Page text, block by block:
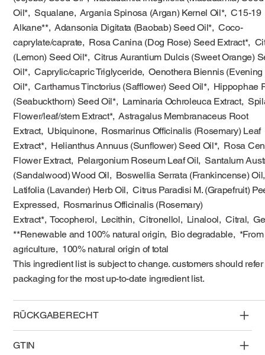
Oil*, Squalane, Argania Spinosa (Argan) Kernel Oil*, C15-19
Alkane**, Adansonia Digitata (Baobab) Seed Oil*, Coco-
caprylate/caprate, Rosa Canina (Dog Rose) Seed Extract*,
(Lemon) Seed Oil*, Citrus Aurantium Dulcis (Sweet Orange)
Oil*, Caprylic/capric Triglyceride, Oenothera Biennis (Evening
Oil*, Carthamus Tinctorius (Safflower) Seed Oil*, Hippophae
(Seabuckthorn) Seed Oil*, Laminaria Ochroleuca Extract,
Flower/leaf/stem Extract*, Astragalus Membranaceus Root
Extract, Ubiquinone, Rosmarinus Officinalis (Rosemary) Leaf
Extract*, Helianthus Annuus (Sunflower) Seed Oil*, Rosa
Flower Extract, Pelargonium Roseum Leaf Oil, Santalum
(Sandalwood) Wood Oil, Boswellia Serrata (Frankincense)
Latifolia (Lavander) Herb Oil, Citrus Paradisi M. (Grapefruit)
Expressed, Rosmarinus Officinalis (Rosemary)
Extract*, Tocopherol, Lecithin, Citronellol, Linalool, Citral,
**Renewable and 100% natural origin, Bio degradable,
agriculture, 100% natural origin of total
This ingredient list is subject to change. customers should
packaging for the most up-to-date ingredient list.
RÜCKGABERECHT
GTIN